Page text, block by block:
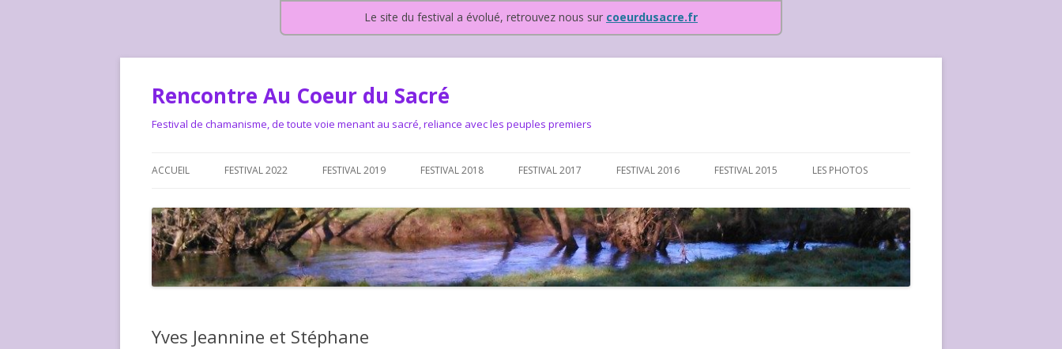
Le site du festival a évolué, retrouvez nous sur coeurdusacre.fr
Rencontre Au Coeur du Sacré
Festival de chamanisme, de toute voie menant au sacré, reliance avec les peuples premiers
ACCUEIL
LA CHARTE DU FESTIVAL
LE FESTIVAL DEPUIS 2015 – QUI
SOMMES-NOUS ?
LE FESTIVAL DEPUIS 2015…OU
ALLONS-NOUS ?
COMMENT FONCTIONNONS
FESTIVAL 2022 FESTIVAL 2019 FESTIVAL 2018 FESTIVAL 2017 FESTIVAL 2016 FESTIVAL 2015 LES PHOTOS
FESTIVAL 2016-PHOTOS
FESTIVAL 2017-PHOTOS ET
VIDÉOS
Yves Jeannine et Stéphane